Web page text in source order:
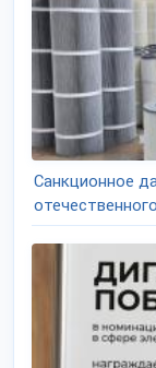
Санкционное